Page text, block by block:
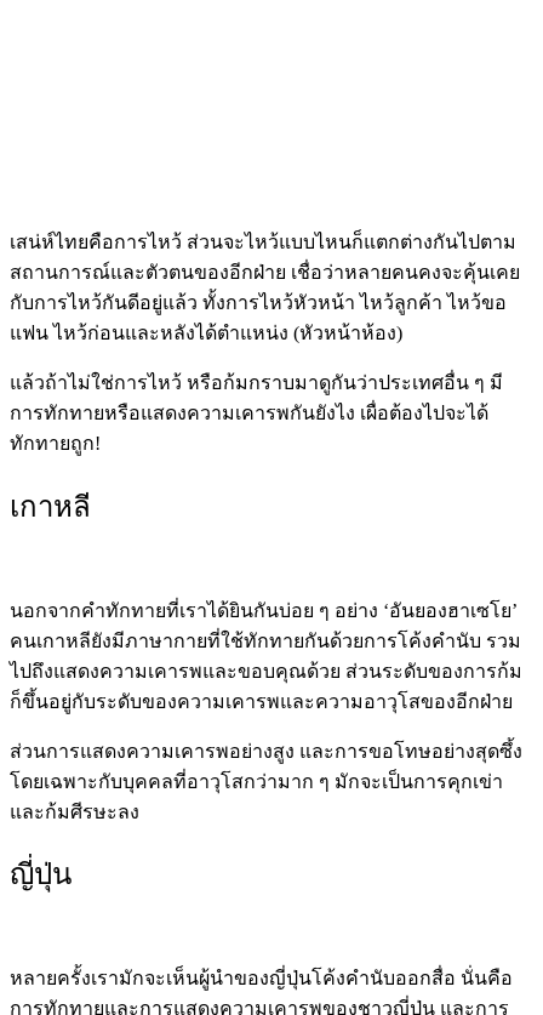
เสน่ห์ไทยคือการไหว้ ส่วนจะไหว้แบบไหนก็แตกต่างกันไปตาม
สถานการณ์และตัวตนของอีกฝ่าย เชื่อว่าหลายคนคงจะคุ้นเคย
กับการไหว้กันดีอยู่แล้ว ทั้งการไหว้หัวหน้า ไหว้ลูกค้า ไหว้ขอ
แฟน ไหว้ก่อนและหลังได้ตำแหน่ง (หัวหน้าห้อง)
แล้วถ้าไม่ใช่การไหว้ หรือก้มกราบมาดูกันว่าประเทศอื่น ๆ มี
การทักทายหรือแสดงความเคารพกันยังไง เผื่อต้องไปจะได้
ทักทายถูก!
เกาหลี
นอกจากคำทักทายที่เราได้ยินกันบ่อย ๆ อย่าง ‘อันยองฮาเซโย’
คนเกาหลียังมีภาษากายที่ใช้ทักทายกันด้วยการโค้งคำนับ รวม
ไปถึงแสดงความเคารพและขอบคุณด้วย ส่วนระดับของการก้ม
ก็ขึ้นอยู่กับระดับของความเคารพและความอาวุโสของอีกฝ่าย
ส่วนการแสดงความเคารพอย่างสูง และการขอโทษอย่างสุดซึ้ง
โดยเฉพาะกับบุคคลที่อาวุโสกว่ามาก ๆ มักจะเป็นการคุกเข่า
และก้มศีรษะลง
ญี่ปุ่น
หลายครั้งเรามักจะเห็นผู้นำของญี่ปุ่นโค้งคำนับออกสื่อ นั่นคือ
การทักทายและการแสดงความเคารพของชาวญี่ปุ่น และการ